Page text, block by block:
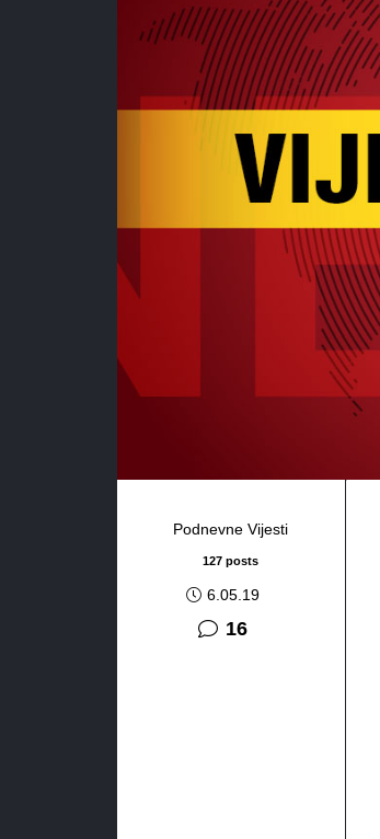
Podnevne Vijesti
127 posts
6.05.19
16komentara